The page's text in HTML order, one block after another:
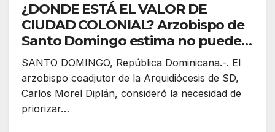
¿DONDE ESTÁ EL VALOR DE
CIUDAD COLONIAL? Arzobispo de
Santo Domingo estima no puede
reducirse solo a conservar
fachadas y monumentos, también
custodiar memoria donde
concluyen cultura, fe, educación,
SANTO DOMINGO, República Dominicana.-. El
arzobispo coadjutor de la Arquidiócesis de SD,
Carlos Morel Diplán, consideró la necesidad de
priorizar…